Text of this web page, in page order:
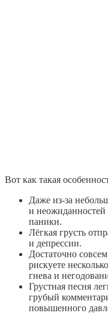
Вот как такая
Даже из-за
и неожиданностей
паники.
Лёгкая грусть
и депрессии.
Достаточно
рискуете
гнева и
Грустная песня
грубый
повышенного